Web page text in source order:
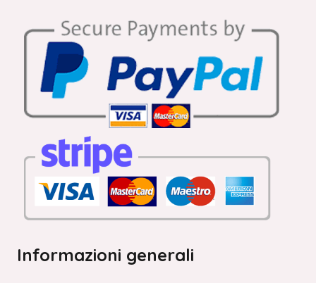
Informazioni generali